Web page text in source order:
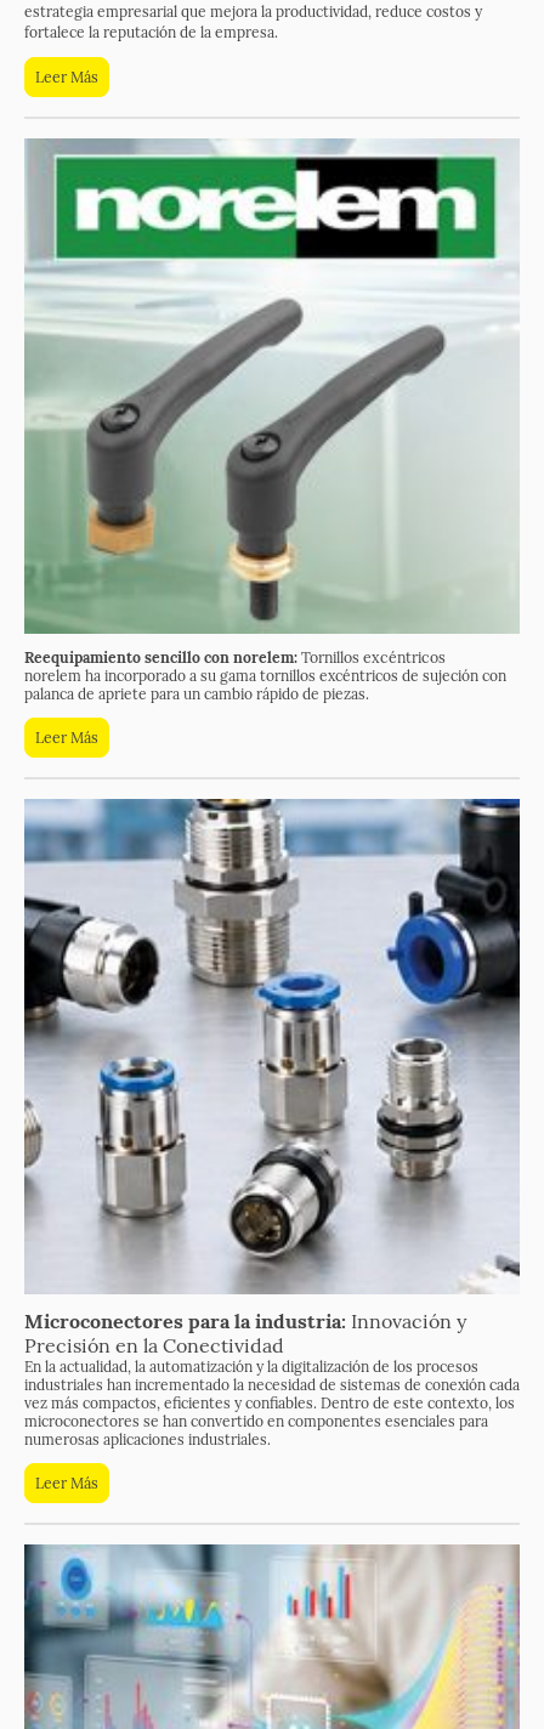
Reequipamiento sencillo con norelem: Tornillos excéntricos
norelem ha incorporado a su gama tornillos excéntricos de sujeción con
palanca de apriete para un cambio rápido de piezas.
Leer Más
estrategia empresarial que mejora la productividad, reduce costos y
fortalece la reputación de la empresa.
Leer Más
Microconectores para la industria: Innovación y
Precisión en la Conectividad
En la actualidad, la automatización y la digitalización de los procesos
industriales han incrementado la necesidad de sistemas de conexión cada
vez más compactos, eficientes y confiables. Dentro de este contexto, los
microconectores se han convertido en componentes esenciales para
numerosas aplicaciones industriales.
Leer Más